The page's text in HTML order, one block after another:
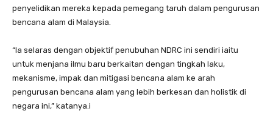
penyelidikan mereka kepada pemegang taruh dalam pengurusan
bencana alam di Malaysia.
“Ia selaras dengan objektif penubuhan NDRC ini sendiri iaitu
untuk menjana ilmu baru berkaitan dengan tingkah laku,
mekanisme, impak dan mitigasi bencana alam ke arah
pengurusan bencana alam yang lebih berkesan dan holistik di
negara ini,” katanya.i